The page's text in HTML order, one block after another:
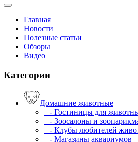
Главная
Новости
Полезные статьи
Обзоры
Видео
Категории
Домашние животные
- Гостиницы для
- Зоосалоны и
- Клубы любителей
- Магазины аквариумов